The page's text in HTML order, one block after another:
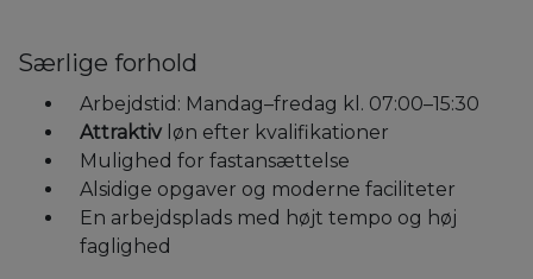
Særlige forhold
Arbejdstid: Mandag–fredag kl. 07:00–15:30
Attraktivløn efter kvalifikationer
Mulighed for fastansættelse
Alsidige opgaver og moderne faciliteter
En arbejdsplads med højt tempo og høj
faglighed